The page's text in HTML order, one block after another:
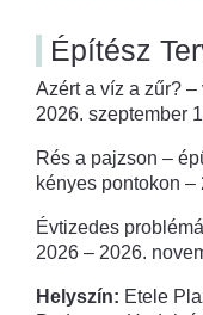
Építész
Azért a víz a zűr?
2026. szeptember
Rés a pajzson –
kényes pontokon –
Évtizedes
2026 – 2026.
Helyszín: Etele